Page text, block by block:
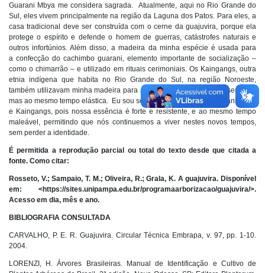
Guarani Mbya me considera sagrada. Atualmente, aqui no Rio Grande do
Sul, eles vivem principalmente na região da Laguna dos Patos. Para eles, a
casa tradicional deve ser construída com o cerne da guajuvira, porque ela
protege o espírito e defende o homem de guerras, catástrofes naturais e
outros infortúnios. Além disso, a madeira da minha espécie é usada para
a confecção do cachimbo guarani, elemento importante de socialização –
como o chimarrão – e utilizado em rituais cerimoniais. Os Kaingangs, outra
etnia indígena que habita no Rio Grande do Sul, na região Noroeste,
também utilizavam minha madeira para a confecção de arcos, por ser dura,
mas ao mesmo tempo elástica. Eu sou semelhante aos povos Guarani Mbya
e Kaingangs, pois nossa essência é forte e resistente, e ao mesmo tempo
maleável, permitindo que nós continuemos a viver nestes novos tempos,
sem perder a identidade.
É permitida a reprodução parcial ou total do texto desde que citada a
fonte. Como citar:
​Rosseto, V.; Sampaio, T. M.; Oliveira, R.; Grala, K. A guajuvira. Disponível
em: <https://sites.unipampa.edu.br/programaarborizacao/guajuvira/>.
Acesso em dia, mês e ano.
BIBLIOGRAFIA CONSULTADA
CARVALHO, P. E. R. Guajuvira. Circular Técnica Embrapa, v. 97, pp. 1-10.
2004.
LORENZI, H. Árvores Brasileiras. Manual de Identificação e Cultivo de